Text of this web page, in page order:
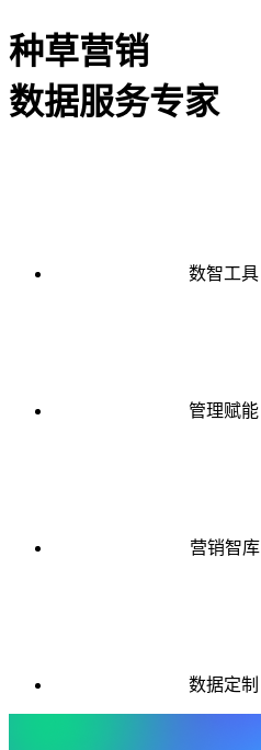
种草营销
数据服务专家
数智工具
管理赋能
营销智库
数据定制